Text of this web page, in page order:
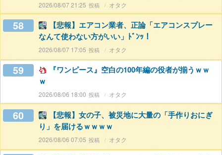
2026/08/07 21:25 オタク
58
【悲報】エアコン業者、正論「エアコンスプレー
なんて使わない方がいい」ﾄﾞﾝｯ！
2026/08/07 17:05 オタク
59
『ワンピース』空白の100年編の役者が揃うｗｗ
ｗ
2026/08/06 18:00 オタク
60
【悲報】女の子、被災地に大量の「手作りおにぎ
り」を届けるｗｗｗｗ
2026/08/06 07:05 オタク